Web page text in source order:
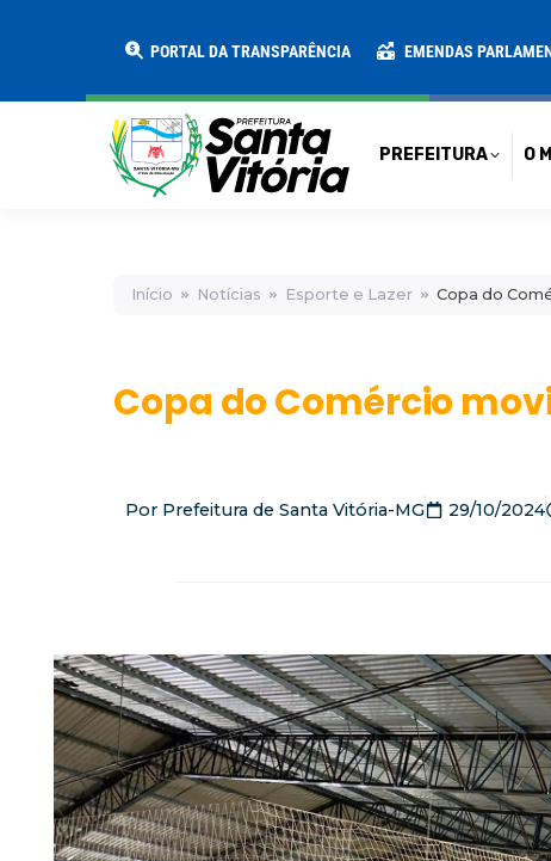
PORTAL DA TRANSPARÊNCIA EMENDAS
PREFEITURA O
Início Notícias Esporte e Lazer Copa do
Copa do Comércio
Por Prefeitura de Santa Vitória-MG 29/10/2024